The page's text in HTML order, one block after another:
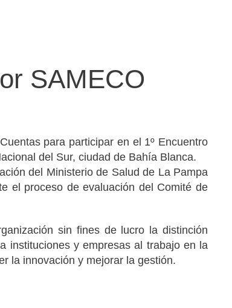
SAMECO
para participar en el 1º Encuentro
del Sur, ciudad de Bahía Blanca.
del Ministerio de Salud de La Pampa
el proceso de evaluación del Comité de
sin fines de lucro la distinción
instituciones y empresas al trabajo en la
la innovación y mejorar la gestión.